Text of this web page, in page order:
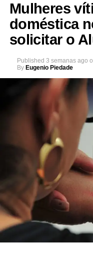
Mulheres
doméstica
solicitar o
Published 3 semanas ago
By Eugenio Piedade